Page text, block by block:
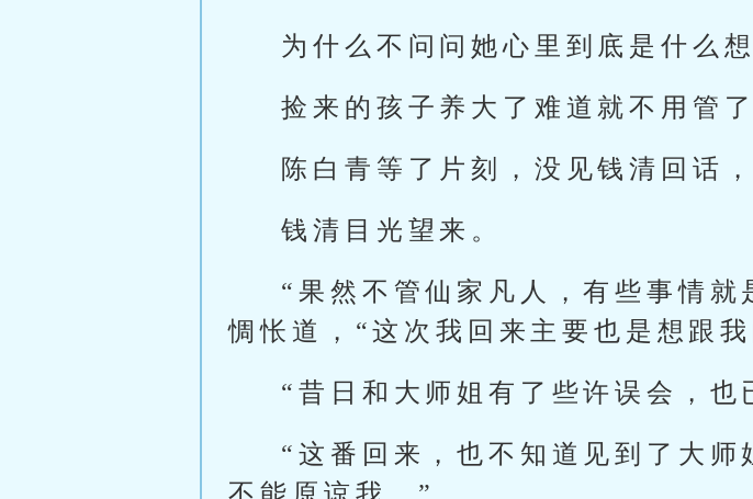
为什么不问问她心里到底是什么想
捡来的孩子养大了难道就不用管了
陈白青等了片刻，没见钱清回话
钱清目光望来。
“果然不管仙家凡人，有些事情
惆怅道，“这次我回来主要也是想跟
“昔日和大师姐有了些许误会，也
“这番回来，也不知道见到了大